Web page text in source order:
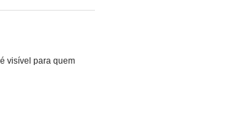
visível para quem